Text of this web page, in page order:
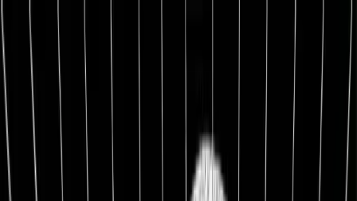
1:1 BETREUUNG
Werde Top 1 % Investor
Persönliche 1:1 Zusammenarbeit — Portfolio-Aufbau,
Strategie & exklusive Co-Investments.
26,8%
Ø Rendite / Jahr
3.129